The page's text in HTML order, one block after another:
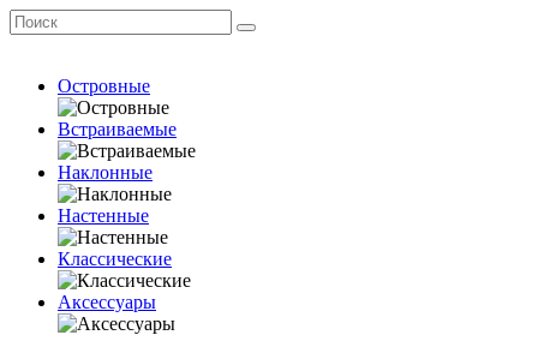
Островные
Встраиваемые
Наклонные
Настенные
Классические
Аксессуары